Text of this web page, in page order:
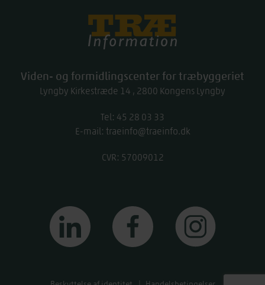
Viden- og formidlingscenter for træbyggeriet
Lyngby Kirkestræde 14 2800 Kongens Lyngby
Tel: work
45 28 03 33
E-mail: traeinfo@traeinfo.dk
CVR: 57009012
linkedin facebook